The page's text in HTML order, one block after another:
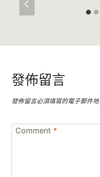
發佈留言
發佈留言必須填寫的電子郵件
Comment *